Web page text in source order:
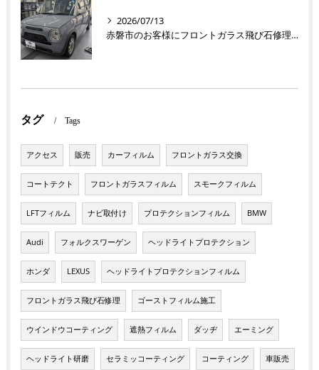
2026/07/13
赤磐市のお客様にフロントガラス飛び石修理 ラパン【nexus株式会社】
タグ Tags
アクセス 販売 カーフィルム フロントガラス交換
コートテクト フロントガラスフィルム スモークフィルム
LFTフィルム ナビ取付け プロテクションフィルム BMW
Audi フォルクスワーゲン ヘッドライトプロテクション
ホンダ LEXUS ヘッドライトプロテクションフィルム
フロントガラス飛び石修理 ゴーストフィルム施工
ウインドウコーティング 遮熱フィルム ダッヂ エーミング
ヘッドライト研磨 セラミッコーティング コーティング 車販売